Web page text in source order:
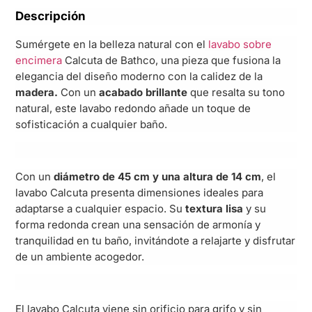
Descripción
Sumérgete en la belleza natural con el lavabo sobre
encimera Calcuta de Bathco, una pieza que fusiona la
elegancia del diseño moderno con la calidez de la
madera. Con un acabado brillante que resalta su tono
natural, este lavabo redondo añade un toque de
sofisticación a cualquier baño.
Con undiámetro de 45 cm y una altura de 14 cm, el
lavabo Calcuta presenta dimensiones ideales para
adaptarse a cualquier espacio. Sutextura lisa y su
forma redonda crean una sensación de armonía y
tranquilidad en tu baño, invitándote a relajarte y disfrutar
de un ambiente acogedor.
El lavabo Calcuta viene sin orificio para grifo y sin